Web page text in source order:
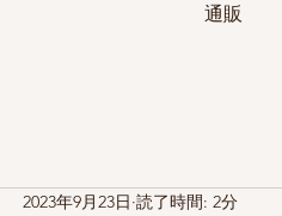
通販
2023年9月23日 読了時間: 2分